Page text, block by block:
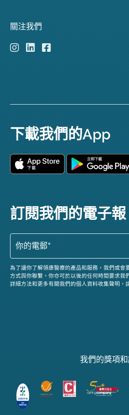
關注我們
下載我們的App
訂閱我們的電子報
為了讓你了解領康醫療的產品和服務，我們或會
方式與你聯繫。你亦可於以後的任何時間要求我
詳細方法和更多有關我們的個人資料收集聲明，
我們的獎項